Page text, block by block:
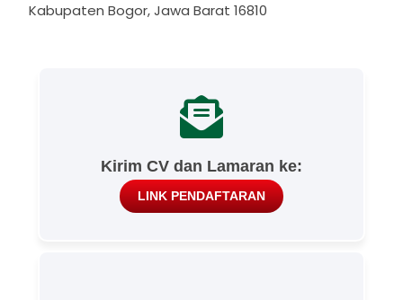
Kabupaten Bogor, Jawa Barat 16810
Kirim CV dan Lamaran ke:
LINK PENDAFTARAN